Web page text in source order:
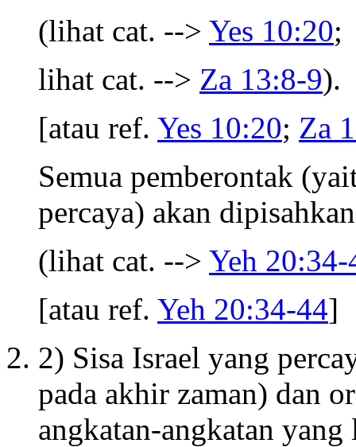
(lihat cat. --> Yes 10:20;
lihat cat. --> Za 13:8-9).
[atau ref. Yes 10:20; Za
Semua pemberontak
percaya) akan dipisahkan
(lihat cat. --> Yeh 20:34-
[atau ref. Yeh 20:34-44]
2) Sisa Israel yang
pada akhir zaman) dan
angkatan-angkatan